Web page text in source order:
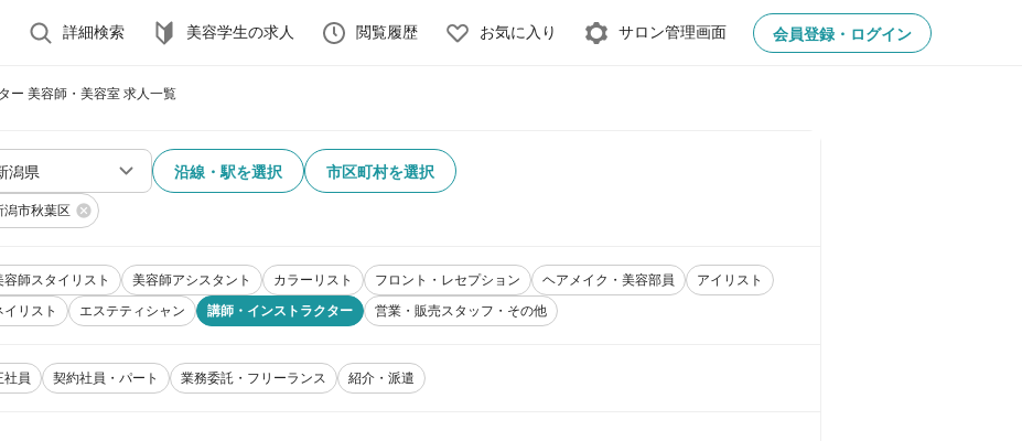
詳細検索 美容学生の求人 閲覧履歴 お気に入り サロン管理画面 会員登録・ログイン
ー 美容師・美容室 求人一覧
沿線・駅を選択 市区町村を選択
潟市秋葉区
容師スタイリスト 美容師アシスタント カラーリスト フロント・レセプション ヘアメイク・美容部員
アイリスト
イリスト
エステティシャン 講師・インストラクター 営業・販売スタッフ・その他
社員 契約社員・パート 業務委託・フリーランス 紹介・派遣